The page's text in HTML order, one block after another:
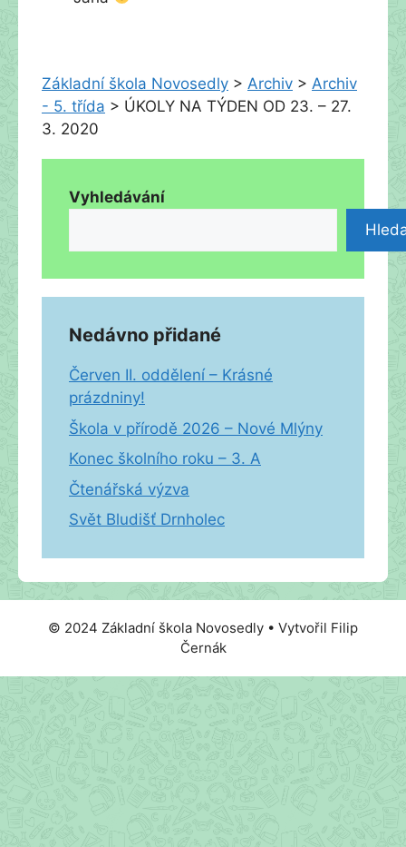
Základní škola Novosedly > Archiv > Archiv
- 5. třída > ÚKOLY NA TÝDEN OD 23. – 27.
3. 2020
Vyhledávání
Nedávno přidané
Červen II. oddělení – Krásné
prázdniny!
Škola v přírodě 2026 – Nové Mlýny
Konec školního roku – 3. A
Čtenářská výzva
Svět Bludišť Drnholec
© 2024 Základní škola Novosedly • Vytvořil Filip
Černák